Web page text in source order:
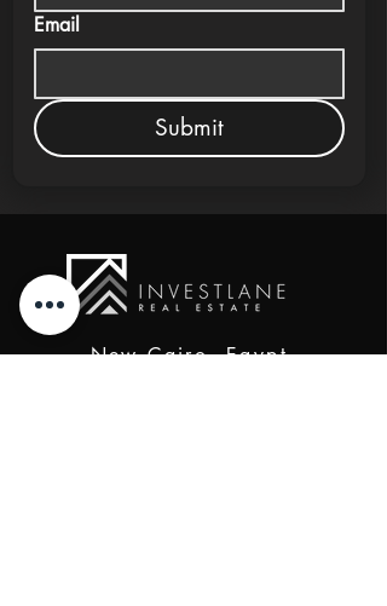
Email
Submit
New Cairo, Egypt